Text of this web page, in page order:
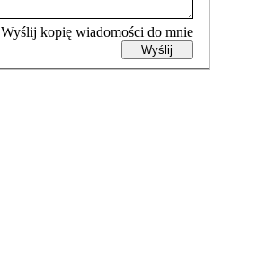
Wyślij kopię wiadomości do mnie